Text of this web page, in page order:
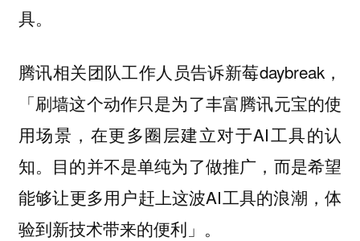
具。
腾讯相关团队工作人员告诉新莓daybreak，
「刷墙这个动作只是为了丰富腾讯元宝的使
用场景，在更多圈层建立对于AI工具的认
知。目的并不是单纯为了做推广，而是希望
能够让更多用户赶上这波AI工具的浪潮，体
验到新技术带来的便利」。